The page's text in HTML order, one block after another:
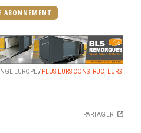
ABONNEMENT
EUROPE PLUSIEURS CONSTRUCTEURS
PARTAGER